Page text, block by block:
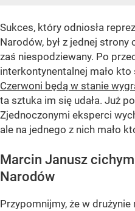
Sukces, który odniosła
Narodów, był z jednej strony
zaś niespodziewany. Po
interkontynentalnej mało kto
Czerwoni będą w stanie
ta sztuka im się udała. Już
Zjednoczonymi eksperci
ale na jednego z nich mało
Marcin Janusz
Narodów
Przypomnijmy, że w